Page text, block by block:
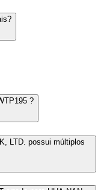
?
LTD. possui múltiplos